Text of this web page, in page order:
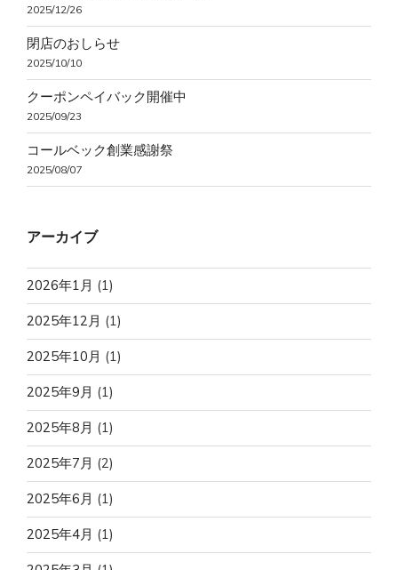
2025/12/26
閉店のおしらせ
2025/10/10
クーポンペイバック開催中
2025/09/23
コールベック創業感謝祭
2025/08/07
アーカイブ
2026年1月 (1)
2025年12月 (1)
2025年10月 (1)
2025年9月 (1)
2025年8月 (1)
2025年7月 (2)
2025年6月 (1)
2025年4月 (1)